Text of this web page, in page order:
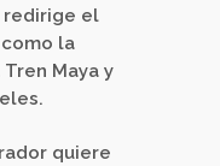
redirige el
la
Maya y
quiere